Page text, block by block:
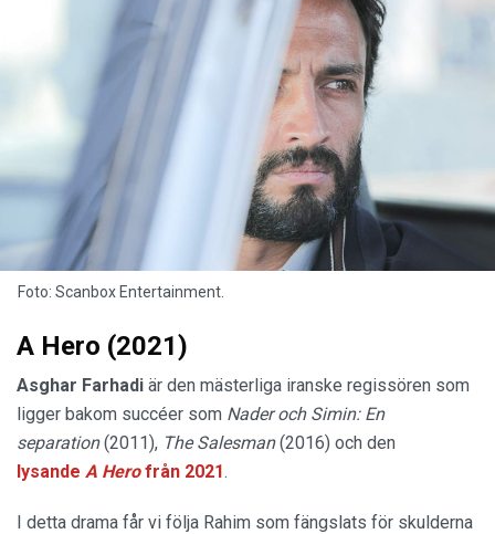
Foto: Scanbox Entertainment.
A Hero (2021)
Asghar Farhadi är den mästerliga iranske regissören som
ligger bakom succéer som Nader och Simin: En
separation(2011), The Salesman(2016) och den
lysande A Herofrån 2021.
I detta drama får vi följa Rahim som fängslats för skulderna